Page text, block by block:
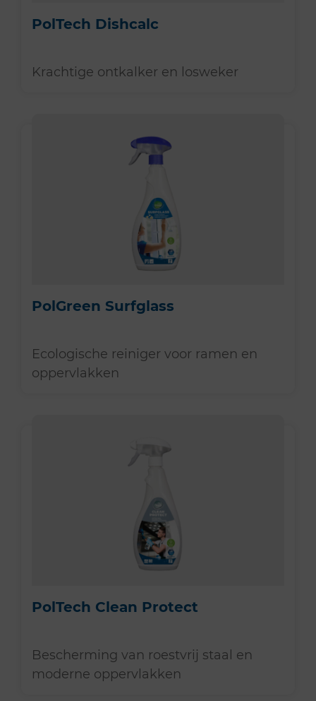
PolTech Dishcalc
Krachtige ontkalker en losweker
PolGreen Surfglass
Ecologische reiniger voor ramen en
oppervlakken
PolTech Clean Protect
Bescherming van roestvrij staal en
moderne oppervlakken